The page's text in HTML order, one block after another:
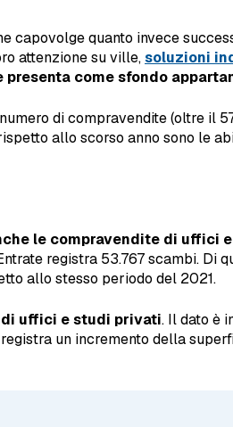
quanto invece
attenzione su ville,soluzioni
come sfondo
di compravendite (oltre il
allo scorso anno sono le
le compravendite di uffici
registra 53.767 scambi. Di
allo stesso periodo del 2021.
uffici e studi privati. Il dato è
un incremento della